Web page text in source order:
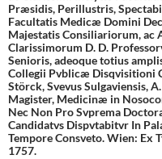
Præsidis, Perillustris,
Facultatis Medicæ Domini
Majestatis Consiliariorum, ac
Clarissimorum D. D.
Senioris, adeoque totius
Collegii Pvblicæ Disqvisitioni
Störck, Svevus Sulgaviensis,
Magister, Medicinæ in
Nec Non Pro Svprema
Candidatvs Dispvtabitvr In
Tempore Consveto. Wien: Ex
1757.